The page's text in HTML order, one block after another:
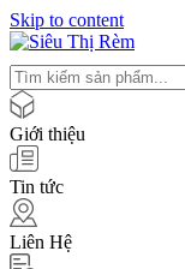
Skip to content
Giới thiệu
Tin tức
Liên Hệ